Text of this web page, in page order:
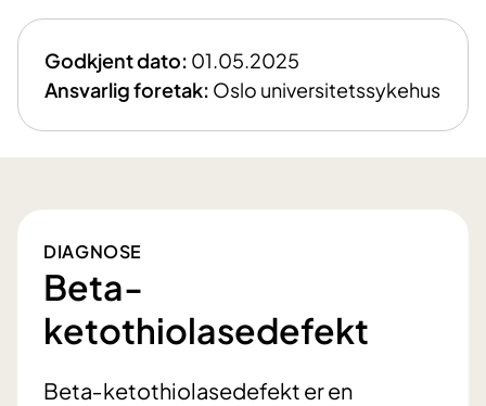
Godkjent dato: 01.05.2025
Ansvarlig foretak: Oslo universitetssykehus
DIAGNOSE
Beta-
ketothiolasedefekt
Beta‐ketothiolasedefekt er en